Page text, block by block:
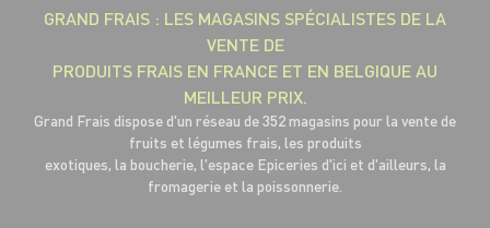
GRAND FRAIS : LES MAGASINS SPÉCIALISTES DE LA
VENTE DE
PRODUITS FRAIS EN FRANCE ET EN BELGIQUE AU
MEILLEUR PRIX.
Grand Frais dispose d'un réseau de 352 magasins pour la vente de
fruits et légumes frais, les produits
exotiques, la boucherie, l'espace Epiceries d'ici et d'ailleurs, la
fromagerie et la poissonnerie.